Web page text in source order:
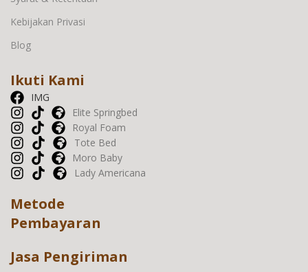
Kebijakan Privasi
Blog
Ikuti Kami
IMG
Elite Springbed
Royal Foam
Tote Bed
Moro Baby
Lady Americana
Metode
Pembayaran
Jasa Pengiriman